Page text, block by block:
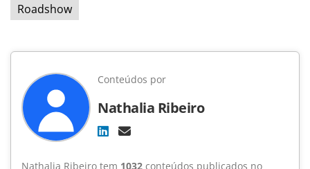
Roadshow
Conteúdos por
Nathalia Ribeiro
Nathalia Ribeiro tem 1032 conteúdos publicados no